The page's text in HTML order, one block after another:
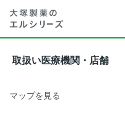
取扱い医療機関・店舗
マップを見る